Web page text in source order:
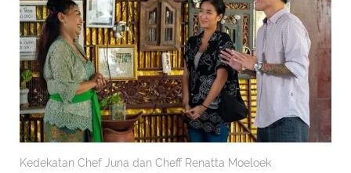
Kedekatan Chef Juna dan Cheff Renatta Moeloek